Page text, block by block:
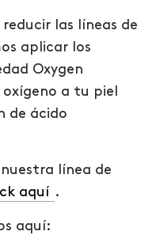
las líneas de
aplicar los
Oxygen
oxígeno a tu piel
de ácido
línea de
aquí .
aquí: